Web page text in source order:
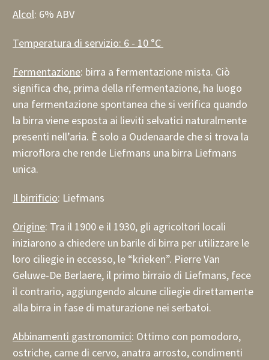
Alcol: 6% ABV
Temperatura di servizio: 6 - 10 °C
Fermentazione: birra a fermentazione mista. Ciò
significa che, prima della rifermentazione, ha luogo
una fermentazione spontanea che si verifica quando
la birra viene esposta ai lieviti selvatici naturalmente
presenti nell’aria. È solo a Oudenaarde che si trova la
microflora che rende Liefmans una birra Liefmans
unica.
Il birrificio: Liefmans
Origine: Tra il 1900 e il 1930, gli agricoltori locali
iniziarono a chiedere un barile di birra per utilizzare le
loro ciliegie in eccesso, le “krieken”. Pierre Van
Geluwe-De Berlaere, il primo birraio di Liefmans, fece
il contrario, aggiungendo alcune ciliegie direttamente
alla birra in fase di maturazione nei serbatoi.
Abbinamenti gastronomici: Ottimo con pomodoro,
ostriche, carne di cervo, anatra arrosto, condimenti